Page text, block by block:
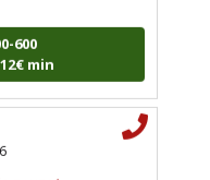
600
min
zauzet